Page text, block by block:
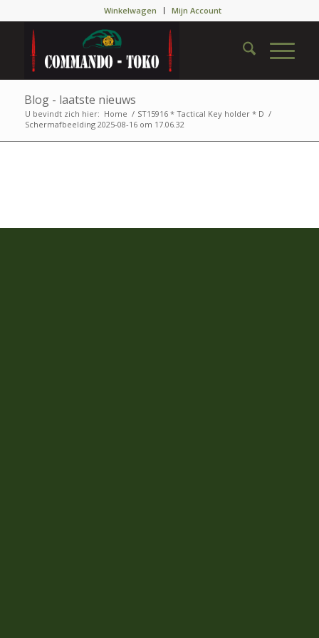
Winkelwagen Mijn Account
Blog - laatste nieuws
U bevindt zich hier: Home / ST15916 * Tactical Key holder * D /
Scherm­afbeelding 2025-08-16 om 17.06.32